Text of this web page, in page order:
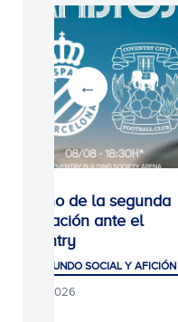
Estreno de la segunda
equipación ante el
Coventry
CLUB, MUNDO SOCIAL Y AFICIÓN
06/08/2026